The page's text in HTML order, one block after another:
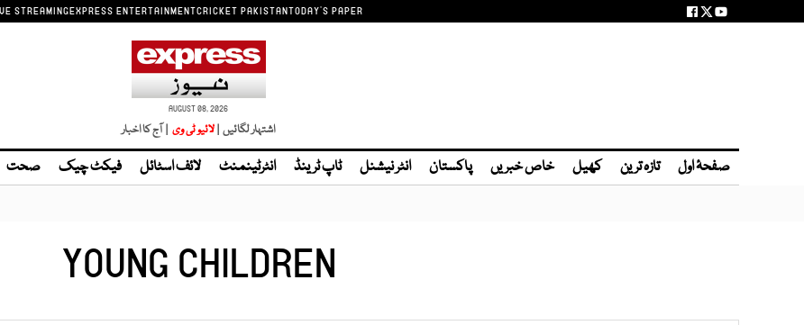
STREAMINGEXPRESS ENTERTAINMENTCRICKET PAKISTANTODAY'S PAPER
AUGUST 08, 2026
اشتہار لگائیں | | آج کا اخبار
صفحۂ اول تازہ ترین کھیل خاص خبریں پاکستان انٹر نیشنل ٹاپ ٹرینڈ انٹرٹینمنٹ لائف اسٹائل فیکٹ چیک صحت
YOUNG CHILDREN